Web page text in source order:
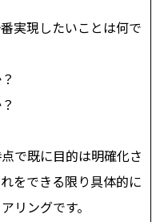
実現したいことは何で
で既に目的は明確化さ
をできる限り具体的に
リングです。